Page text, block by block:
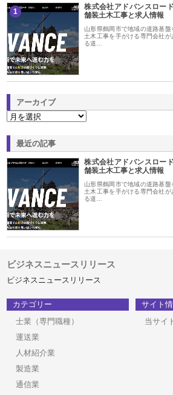
1
株式会社アドバンスロー
舗装土木工事と求人情報
山形県鶴岡市で地域の道路基
土木工事を手がける専門会社
る道…
アーカイブ
最近の記事
株式会社アドバンスロー
舗装土木工事と求人情報
山形県鶴岡市で地域の道路基
土木工事を手がける専門会社
る道…
ビジネスニュースリリース
ビジネスニュースリリース
カテゴリー
士業（専門職種）
運送業
人材紹介業
製造業
通信業
サイト
当サイ